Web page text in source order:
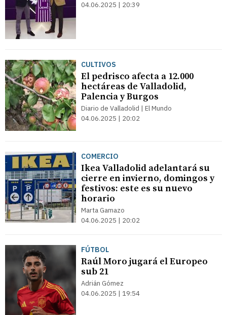
04.06.2025 | 20:39
CULTIVOS
El pedrisco afecta a 12.000
hectáreas de Valladolid,
Palencia y Burgos
Diario de Valladolid | El Mundo
04.06.2025 | 20:02
COMERCIO
Ikea Valladolid adelantará su
cierre en invierno, domingos y
festivos: este es su nuevo
horario
Marta Gamazo
04.06.2025 | 20:02
FÚTBOL
Raúl Moro jugará el Europeo
sub 21
Adrián Gómez
04.06.2025 | 19:54